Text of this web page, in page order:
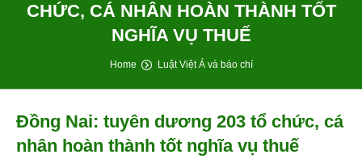
Tư vấn thành lập công ty
Doanh nghiệp mới cần biết
Dịch vụ
Cảm nhận
Videos
CHỨC, CÁ NHÂN HOÀN THÀNH TỐT
NGHĨA VỤ THUẾ
Home Luật Việt Á và báo chí
Đồng Nai: tuyên dương 203 tổ chức, cá
nhân hoàn thành tốt nghĩa vụ thuế